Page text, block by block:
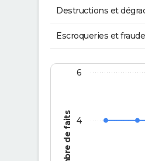
Destructions et
Escroqueries et
Nombre de faits 4
6